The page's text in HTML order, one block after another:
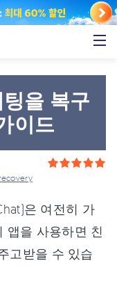
을 복구
이드
은 여전히 가
앱을 사용하면 친
고받을 수 있습